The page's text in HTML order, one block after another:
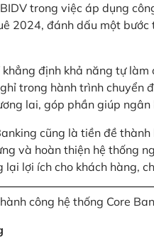
trong việc áp dụng
2024, đánh dấu một
định khả năng tự
trong hành trình chuyển
lai, góp phần giúp
cũng là tiền đề
và hoàn thiện hệ thống
lợi ích cho khách hàng,
công hệ thống Core